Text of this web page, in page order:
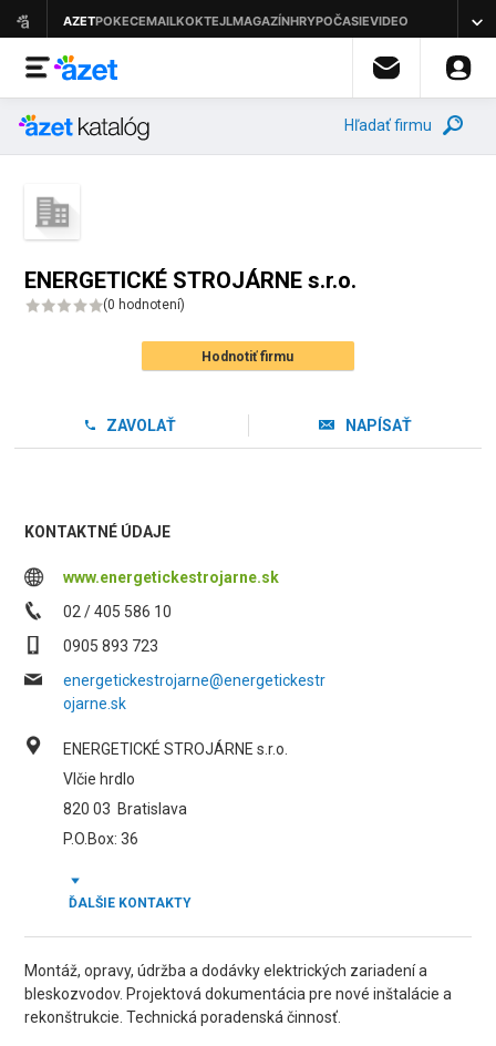
Hľadať firmu
ENERGETICKÉ STROJÁRNE s.r.o.
(0 hodnotení)
Hodnotiť firmu
ZAVOLAŤ NAPÍSAŤ
KONTAKTNÉ ÚDAJE
www.energetickestrojarne.sk
02 / 405 586 10
0905 893 723
energetickestrojarne@energetickestr
ojarne.sk
ENERGETICKÉ STROJÁRNE s.r.o.
Vlčie hrdlo
820 03 Bratislava
P.O.Box: 36
ĎALŠIE KONTAKTY
Montáž, opravy, údržba a dodávky elektrických zariadení a
bleskozvodov. Projektová dokumentácia pre nové inštalácie a
rekonštrukcie. Technická poradenská činnosť.